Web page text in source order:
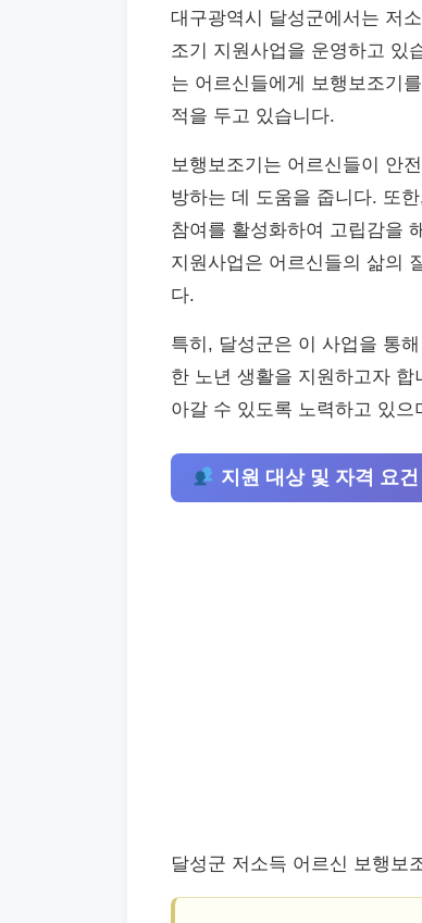
대구광역시 달성군에서는 저
조기 지원사업을 운영하고 있
는 어르신들에게 보행보조기
적을 두고 있습니다.
보행보조기는 어르신들이 안
방하는 데 도움을 줍니다. 또
참여를 활성화하여 고립감을
지원사업은 어르신들의 삶의
다.
특히, 달성군은 이 사업을 통
한 노년 생활을 지원하고자
아갈 수 있도록 노력하고 있
지원 대상 및 자격 요건
달성군 저소득 어르신 보행보